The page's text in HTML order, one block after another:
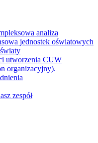
analiza
jednostek oświatowych
utworzenia CUW
organizacyjny).
zespół